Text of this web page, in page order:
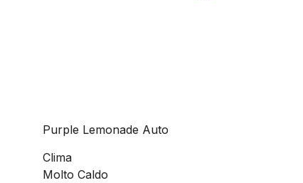
Purple Lemonade Auto
Clima
Molto Caldo